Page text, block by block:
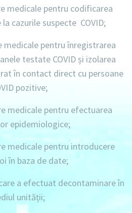
medicale pentru codificarea
cazurile suspecte COVID;
medicale pentru înregistrarea
testate COVID și izolarea
în contact direct cu persoane
pozitive;
medicale pentru efectuarea
epidemiologice;
medicalepentru introducere
în baza de date;
a efectuat decontaminare în
unității;